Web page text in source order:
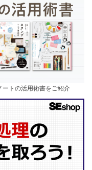
ートの活用術書をご紹介